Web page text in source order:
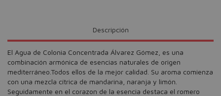
Descripción
El Agua de Colonia Concentrada Álvarez Gómez, es una
combinación armónica de esencias naturales de origen
mediterráneo.Todos ellos de la mejor calidad. Su aroma comienza
con una mezcla cítrica de mandarina, naranja y limón.
Seguidamente en el corazon de la esencia destaca el romero